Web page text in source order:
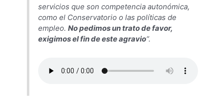
servicios que son competencia autonómica,
como el Conservatorio o las políticas de
empleo.No pedimos un trato de favor,
exigimos el fin de este agravio“.